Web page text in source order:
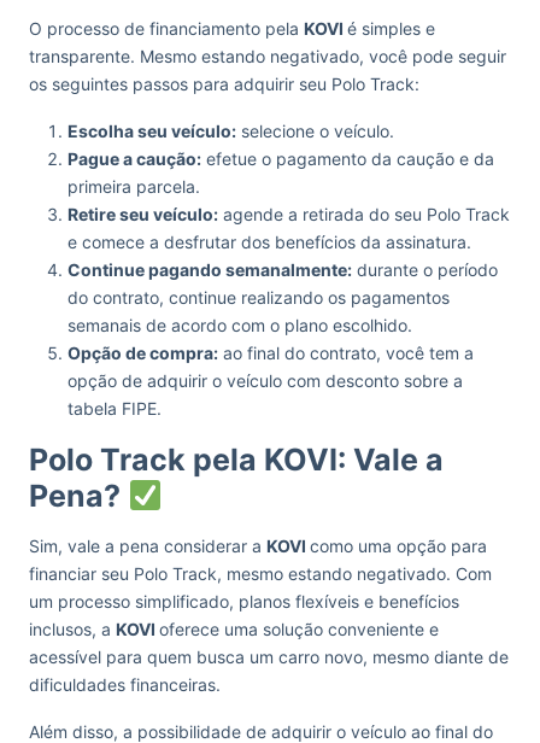
O processo de financiamento pela KOVI é simples e
transparente. Mesmo estando negativado, você pode seguir
os seguintes passos para adquirir seu Polo Track:
Escolha seu veículo: selecione o veículo.
Pague a caução: efetue o pagamento da caução e da
primeira parcela.
Retire seu veículo: agende a retirada do seu Polo Track
e comece a desfrutar dos benefícios da assinatura.
Continue pagando semanalmente: durante o período
do contrato, continue realizando os pagamentos
semanais de acordo com o plano escolhido.
Opção de compra: ao final do contrato, você tem a
opção de adquirir o veículo com desconto sobre a
tabela FIPE.
Polo Track pela KOVI: Vale a
Pena?
Sim, vale a pena considerar a KOVI como uma opção para
financiar seu Polo Track, mesmo estando negativado. Com
um processo simplificado, planos flexíveis e benefícios
inclusos, a KOVI oferece uma solução conveniente e
acessível para quem busca um carro novo, mesmo diante de
dificuldades financeiras.
Além disso, a possibilidade de adquirir o veículo ao final do